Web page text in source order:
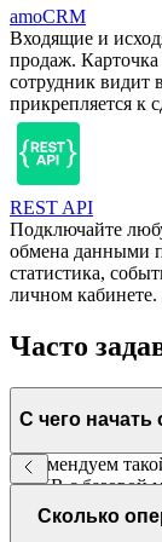
amoCRM
Входящие и
продаж.
сотрудник видит
прикрепляется к
REST API
Подключайте
обмена данными
статистика,
личном кабинете.
Часто
С чего
Рекомендуем
2) IVR с базовой
голосовой
реализовать
Сколько